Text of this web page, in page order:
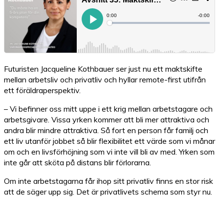
Futuristen Jacqueline Kothbauer ser just nu ett maktskifte
mellan arbetsliv och privatliv och hyllar remote-first utifrån
ett föräldraperspektiv.
– Vi befinner oss mitt uppe i ett krig mellan arbetstagare och
arbetsgivare. Vissa yrken kommer att bli mer attraktiva och
andra blir mindre attraktiva. Så fort en person får familj och
ett liv utanför jobbet så blir flexibilitet ett värde som vi månar
om och en livsförhöjning som vi inte vill bli av med. Yrken som
inte går att sköta på distans blir förlorarna.
Om inte arbetstagarna får ihop sitt privatliv finns en stor risk
att de säger upp sig. Det är privatlivets schema som styr nu.